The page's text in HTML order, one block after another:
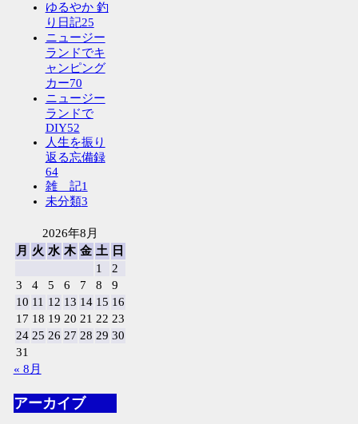
ゆるやか 釣
り日記25
ニュージー
ランドでキ
ャンピング
カー70
ニュージー
ランドで
DIY52
人生を振り
返る忘備録
64
雑 記1
未分類3
2026年8月
月
火 水 木 金 土
日
1
2
3
4 5 6 7 8
9
10 11 12 13 14 15 16
17 18 19 20 21 22 23
24 25 26 27 28 29 30
31
« 8月
アーカイブ